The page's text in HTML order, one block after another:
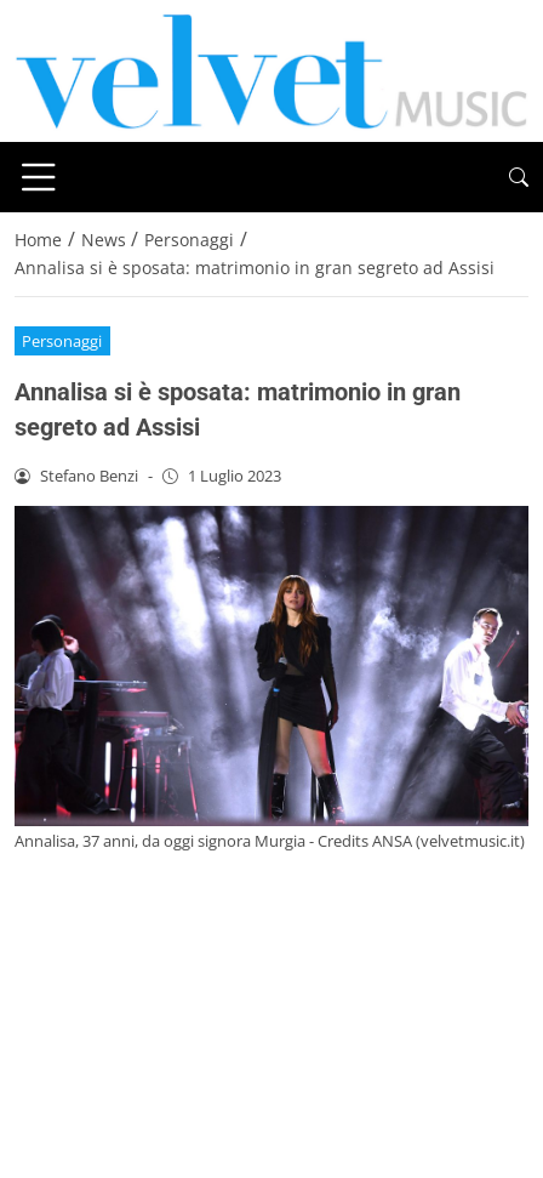
Home / News / Personaggi /
Annalisa si è sposata: matrimonio in gran segreto ad Assisi
Personaggi
Annalisa si è sposata: matrimonio in gran
segreto ad Assisi
Stefano Benzi - 1 Luglio 2023
Annalisa, 37 anni, da oggi signora Murgia - Credits ANSA (velvetmusic.it)